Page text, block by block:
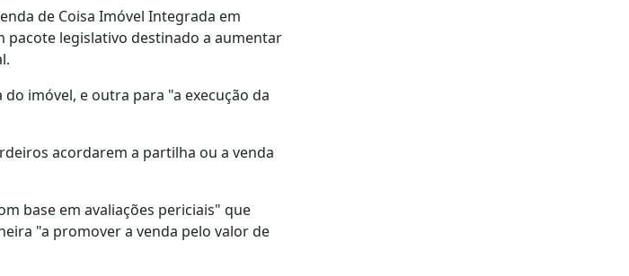
de Coisa Imóvel Integrada em
pacote legislativo destinado a aumentar
imóvel, e outra para "a execução da
acordarem a partilha ou a venda
base em avaliações periciais" que
"a promover a venda pelo valor de